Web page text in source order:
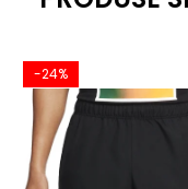
• Fabricati partial
-24%